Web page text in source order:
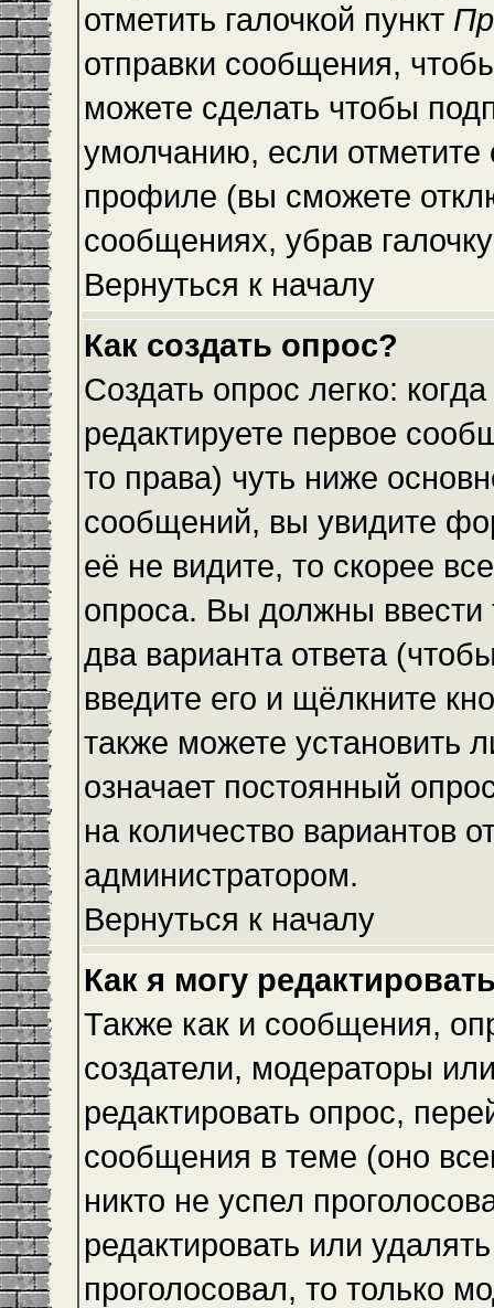
отметить галочкой пункт
отправки сообщения,
можете сделать чтобы
умолчанию, если
профиле (вы сможете
сообщениях, убрав
Вернуться к началу
Как создать опрос?
Создать опрос легко:
редактируете первое
то права) чуть ниже
сообщений, вы увидите
её не видите, то скорее
опроса. Вы должны
два варианта ответа
введите его и щёлкните
также можете установить
означает постоянный
на количество вариантов
администратором.
Вернуться к началу
Как я могу
Также как и сообщения,
создатели, модераторы
редактировать опрос,
сообщения в теме (оно
никто не успел
редактировать или
проголосовал, то только